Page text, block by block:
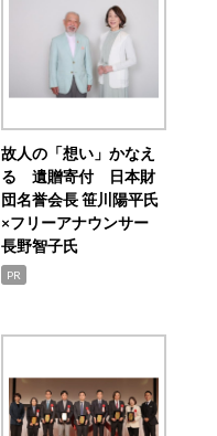
故人の「想い」かなえ
る 遺贈寄付 日本財
団名誉会長 笹川陽平氏
×フリーアナウンサー
長野智子氏
PR